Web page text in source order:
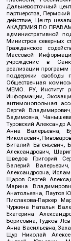
Дальневосточный
партнерства,
действие, Центр
АКАДЕМИЯ ПО ПРАВАМ
административной
Министров северных
Гражданское
Массовой
учреждение в
реализации программ
поддержки свободы
Общественная
МЕМО. РУ, Институт
Информации,
антимонопольная
Сергей
Вадимовна,
Туровский Александр
Анна Валерьевна,
Николаевич,
Виталий Евгеньевич,
Александрович,
Шведов Григорий
Валерий
Александровна,
Щаров Сергей
Марина
Анатольевна, Паутов
Пислакова-Паркер
Чуркина Наталья
Екатерина
Борисовна, Гудков
Анна Васильевна,
Щур Николай